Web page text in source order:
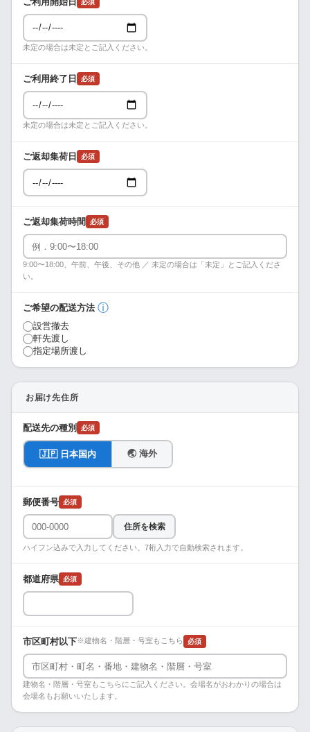
未定の場合は未定とご記入ください。
ご利用終了日 必須
未定の場合は未定とご記入ください。
ご返却集荷日 必須
ご返却集荷時間 必須
9:00〜18:00、午前、午後、その他 ／ 未定の場合は「未定」とご記入くださ
い。
ご希望の配送方法 ⓘ
設営撤去
軒先渡し
指定場所渡し
お届け先住所
配送先の種別 必須
🇯🇵 日本国内 🌏 海外
郵便番号 必須
住所を検索
ハイフン込みで入力してください。7桁入力で自動検索されます。
都道府県 必須
市区町村以下※建物名・階層・号室もこちら 必須
建物名・階層・号室もこちらにご記入ください。会場名がおわかりの場合は
会場名もお願いいたします。